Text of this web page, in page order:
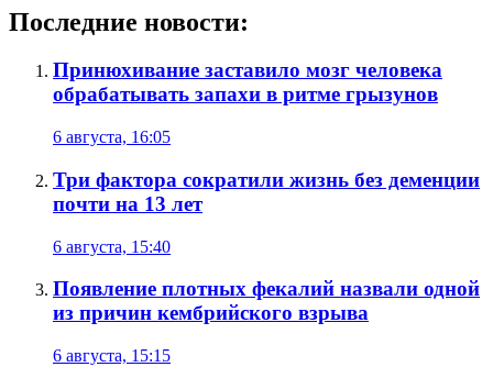
Последние новости:
Принюхивание заставило мозг человека
обрабатывать запахи в ритме грызунов
6 августа, 16:05
Три фактора сократили жизнь без деменции
почти на 13 лет
6 августа, 15:40
Появление плотных фекалий назвали одной
из причин кембрийского взрыва
6 августа, 15:15